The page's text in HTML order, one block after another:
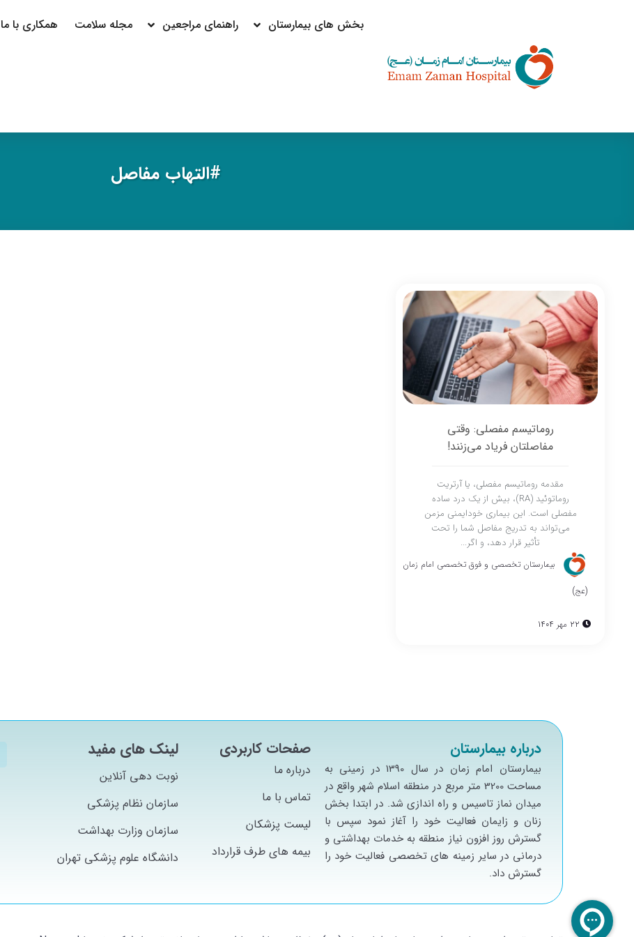
بخش های بیمارستان راهنمای مراجعین مجله سلامت همکاری با ما
#التهاب مفاصل
روماتیسم مفصلی: وقتی
مفاصلتان فریاد می‌زنند!
مقدمه روماتیسم مفصلی، یا آرتریت
روماتوئید (RA)، بیش از یک درد ساده
مفصلی است. این بیماری خودایمنی مزمن
می‌تواند به تدریج مفاصل شما را تحت
تأثیر قرار دهد، و اگر...
بیمارستان تخصصی و فوق تخصصی امام زمان
(عج)
درباره بیمارستان
بيمارستان امام زمان در سال 1390 در زميني به
مساحت 3200 متر مربع در منطقه اسلام شهر واقع در
ميدان نماز تاسيس و راه اندازي شد. در ابتدا بخش
زنان و زايمان فعاليت خود را آغاز نمود سپس با
گسترش روز افزون نياز منطقه به خدمات بهداشتي و
درماني در ساير زمينه هاي تخصصي فعاليت خود را
گسترش داد.
صفحات کاربردی
درباره ما
تماس با ما
لیست پزشکان
بیمه های طرف قرارداد
لینک های مفید
نوبت دهی آنلاین
سازمان نظام پزشکی
سازمان وزارت بهداشت
دانشگاه علوم پزشکی تهران